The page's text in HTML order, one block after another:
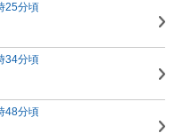
25分頃
34分頃
48分頃